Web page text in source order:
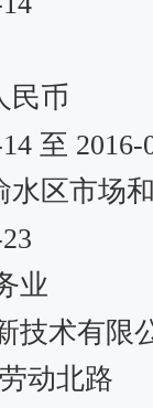
民币
至 2016-
水区市场
业
技术有
动北路